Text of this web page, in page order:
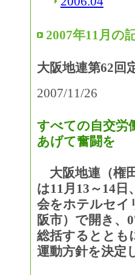
2007年11月の
大阪地連第62回
2007/11/26
すべての自交労
あげて奮闘を
大阪地連（権
は11月13～14日
会をホテルセイ
阪市）で開き、
総括するととも
運動方針を決定